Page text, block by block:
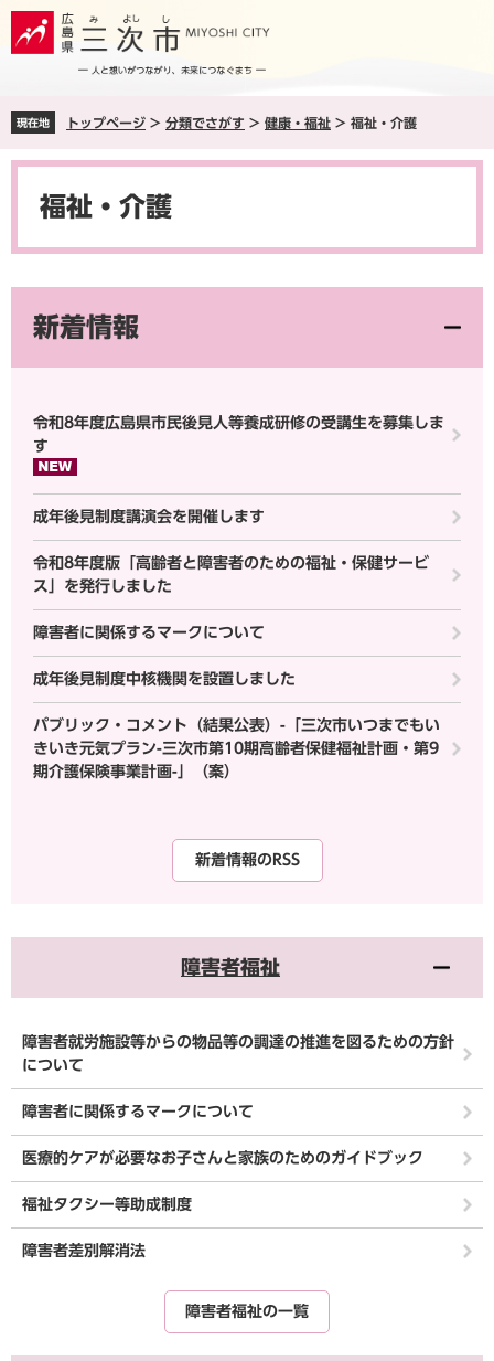
ペ
ジ
メ
ュ
現在地 トップページ > 分類でさがす > 健康・福祉 > 福祉・介護
本
福祉・介護
新着情報
令和8年度広島県市民後見人等養成研修の受講生を募集しま
す
成年後見制度講演会を開催します
令和8年度版「高齢者と障害者のための福祉・保健サービ
ス」を発行しました
障害者に関係するマークについて
成年後見制度中核機関を設置しました
パブリック・コメント（結果公表）-「三次市いつまでもい
きいき元気プラン-三次市第10期高齢者保健福祉計画・第9
期介護保険事業計画-」（案）
新着情報のRSS
障害者福祉
障害者就労施設等からの物品等の調達の推進を図るための方針
について
障害者に関係するマークについて
医療的ケアが必要なお子さんと家族のためのガイドブック
福祉タクシー等助成制度
障害者差別解消法
障害者福祉の一覧